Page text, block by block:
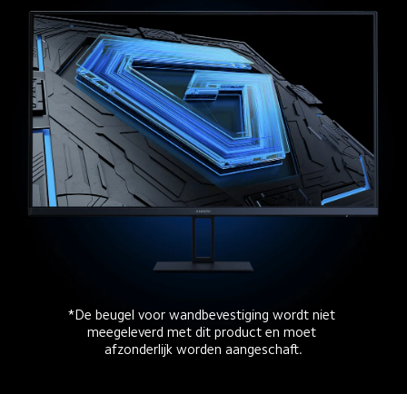
*De beugel voor wandbevestiging wordt niet
meegeleverd met dit product en moet
afzonderlijk worden aangeschaft.